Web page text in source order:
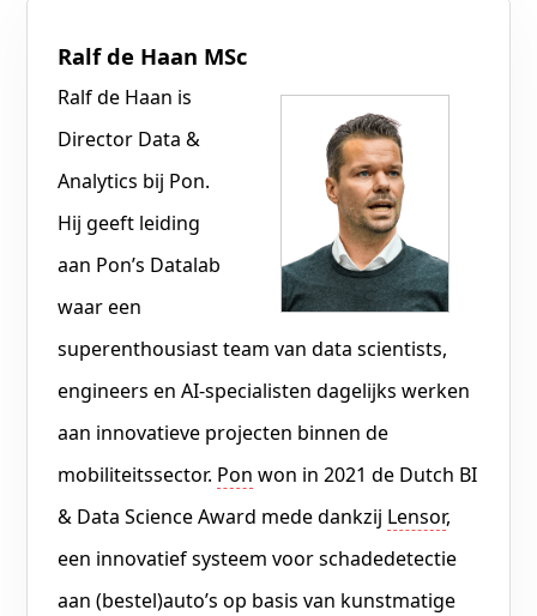
Ralf de Haan MSc
Ralf de Haan is
Director Data &
Analytics bij Pon.
Hij geeft leiding
aan Pon’s Datalab
waar een
superenthousiast team van data scientists,
engineers en AI-specialisten dagelijks werken
aan innovatieve projecten binnen de
mobiliteitssector. Pon won in 2021 de Dutch BI
& Data Science Award mede dankzij Lensor,
een innovatief systeem voor schadedetectie
aan (bestel)auto’s op basis van kunstmatige